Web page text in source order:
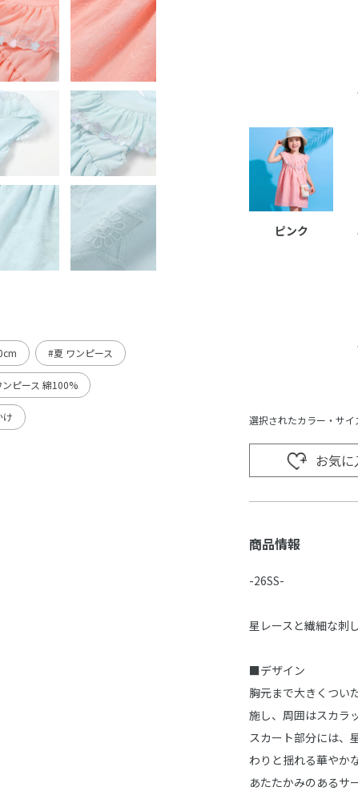
#夏 ワンピース
ピース 綿100%
け
ピンク
選択されたカラー・サイ
お気
商品情報
-26SS-
星レースと繊細な刺
■デザイン
胸元まで大きくつい
施し、周囲はスカラ
スカート部分には、
わりと揺れる華やか
あたたかみのあるサ